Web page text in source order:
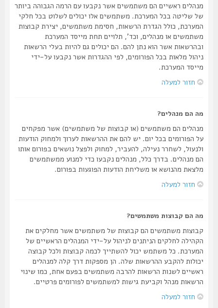
מנהלים ראשיים הם משתמשים אשר נקבעו עם הרמה הגבוהה ביותר
של שליטה בכל המערכת. משתמשים אלו יכולים לשלוט בכל חלקי
המערכת, כולל הגדרת הרשאות, חסימת משתמשים, יצירת קבוצות
משתמשים או מנהלים, וכד', תלויים תחת מייסד המערכת
ובהרשאות אשר הוא נתן להם. הם יכולים גם להיות בעלי הרשאות
ניהול מלאות בכל הפורומים, לפי ההגדרות אשר נקבעו על-ידי
מייסד המערכת.
חזור למעלה
מה הם מנהלים?
מנהלים הם משתמשים (או קבוצות של משתמשים) אשר מפקחים
על הפורומים בכל יום. יש להם את ההרשאות לערוך ולמחוק הודעות
ולנעול, לשחרר נעילה, להעביר, למחוק ולפצל נושאים בפורום אותו
הם מנהלים. בדרך כלל, מנהלים נקבעו כדי למנוע ממשתמשים
מלצאת מהנושא או משליחת הודעות הפוגעות בפורום.
חזור למעלה
מה הם קבוצות משתמשים?
קבוצות משתמשים הם קבוצות של משתמשים אשר מחלקים את
הקהילה לחלקים הניתנים לניהול על-ידי המנהלים הראשיים של
המערכת. כל משתמש יכול להשתייך לכמה קבוצות ולכל קבוצה
יכולות להקבע ההרשאות שלה. הן מספקות דרך קלה למנהלים
ראשיים לשנות הרשאות להרבה משתמשים בפעם אחת, כמו שינוי
הרשאות מנהל וקביעת גישות למשתמשים לפורומים פרטיים.
חזור למעלה